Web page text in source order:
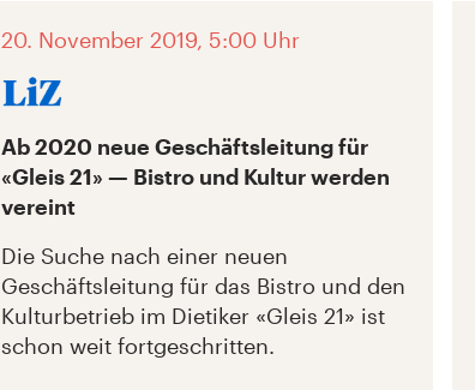
20. November 2019, 5:00 Uhr
Ab 2020 neue Geschäftsleitung für
«Gleis 21» — Bistro und Kultur werden
vereint
Die Suche nach einer neuen
Geschäftsleitung für das Bistro und den
Kulturbetrieb im Dietiker «Gleis 21» ist
schon weit fortgeschritten.